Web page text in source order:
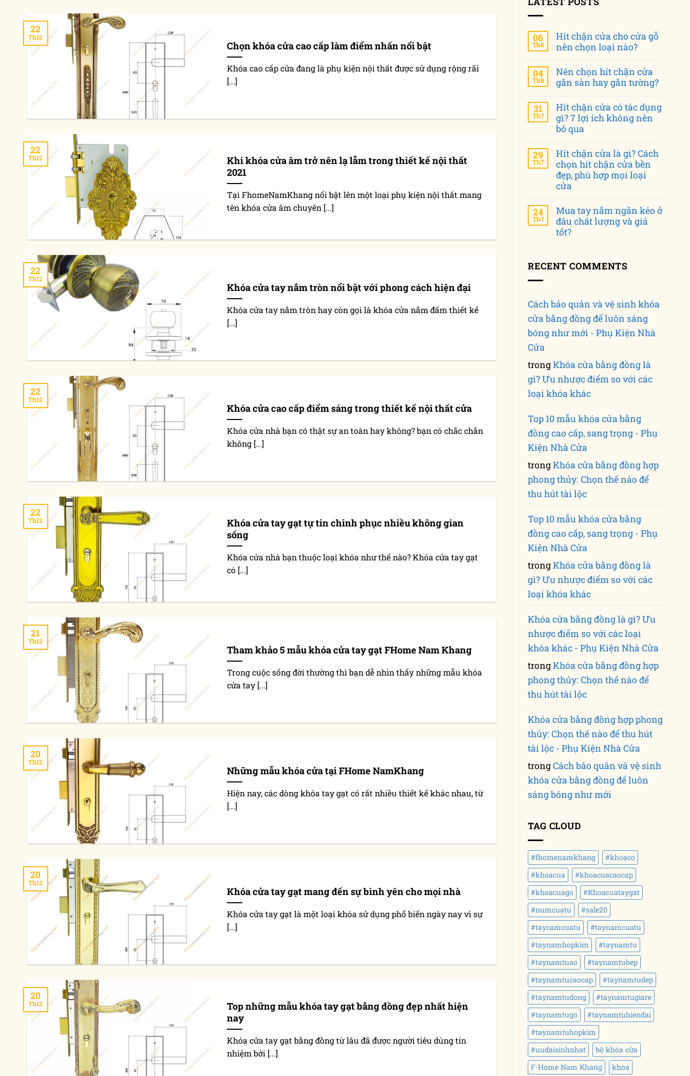
Chọn khóa cửa cao cấp làm điểm nhấn nổi bật
Khóa cao cấp cửa đang là phụ kiện nội thất được sử dụng rộng rãi
[...]
22
Th12
Khi khóa cửa âm trở nên lạ lẫm trong thiết kế nội thất
2021
Tại FhomeNamKhang nổi bật lên một loại phụ kiện nội thất mang
tên khóa cửa âm chuyên [...]
22
Th12
Khóa cửa tay nắm tròn nổi bật với phong cách hiện đại
Khóa cửa tay nắm tròn hay còn gọi là khóa cửa nắm đấm thiết kế
[...]
22
Th12
Khóa cửa cao cấp điểm sáng trong thiết kế nội thất cửa
Khóa cửa nhà bạn có thật sự an toàn hay không? bạn có chắc chắn
không [...]
22
Th12
Khóa cửa tay gạt tự tin chinh phục nhiều không gian
sống
Khóa cửa nhà bạn thuộc loại khóa như thế nào? Khóa cửa tay gạt
có [...]
22
Th12
Tham khảo 5 mẫu khóa cửa tay gạt FHome Nam Khang
Trong cuộc sống đời thường thì bạn dễ nhìn thấy những mẫu khóa
cửa tay [...]
21
Th12
Những mẫu khóa cửa tại FHome NamKhang
Hiện nay, các dòng khóa tay gạt có rất nhiều thiết kế khác nhau, từ
[...]
20
Th12
Khóa cửa tay gạt mang đến sự bình yên cho mọi nhà
Khóa cửa tay gạt là một loại khóa sử dụng phổ biến ngày nay vì sự
[...]
20
Th12
Top những mẫu khóa tay gạt bằng đồng đẹp nhất hiện
nay
Khóa cửa tay gạt bằng đồng từ lâu đã được người tiêu dùng tín
nhiệm bởi [...]
20
Th12
06
Th8
Hít chặn cửa cho cửa gỗ
nên chọn loại nào?
04
Th8
Nên chọn hít chặn cửa
gắn sàn hay gắn tường?
31
Th7
Hít chặn cửa có tác dụng
gì? 7 lợi ích không nên
bỏ qua
29
Th7
Hít chặn cửa là gì? Cách
chọn hít chặn cửa bền
đẹp, phù hợp mọi loại
cửa
24
Th7
Mua tay nắm ngăn kéo ở
đâu chất lượng và giá
tốt?
RECENT COMMENTS
Cách bảo quản và vệ sinh khóa
cửa bằng đồng để luôn sáng
bóng như mới - Phụ Kiện Nhà
Cửa
trongKhóa cửa bằng đồng là
gì? Ưu nhược điểm so với các
loại khóa khác
Top 10 mẫu khóa cửa bằng
đồng cao cấp, sang trọng - Phụ
Kiện Nhà Cửa
trongKhóa cửa bằng đồng hợp
phong thủy: Chọn thế nào để
thu hút tài lộc
Top 10 mẫu khóa cửa bằng
đồng cao cấp, sang trọng - Phụ
Kiện Nhà Cửa
trongKhóa cửa bằng đồng là
gì? Ưu nhược điểm so với các
loại khóa khác
Khóa cửa bằng đồng là gì? Ưu
nhược điểm so với các loại
khóa khác - Phụ Kiện Nhà Cửa
trongKhóa cửa bằng đồng hợp
phong thủy: Chọn thế nào để
thu hút tài lộc
Khóa cửa bằng đồng hợp phong
thủy: Chọn thế nào để thu hút
tài lộc - Phụ Kiện Nhà Cửa
trongCách bảo quản và vệ sinh
khóa cửa bằng đồng để luôn
sáng bóng như mới
TAG CLOUD
#fhomenamkhang
#khoaco
#khoacua
#khoacuacaocap
#khoacuago
#Khoacuataygat
#numcuatu
#sale20
#taycamcuatu
#taynamcuatu
#taynamhopkim
#taynamtu
#taynamtuao
#taynamtubep
#taynamtucaocap
#taynamtudep
#taynamtudong
#taynamtugiare
#taynamtugo
#taynamtuhiendai
#taynamtuhopkim
#uudaisinhnhat
bộ khóa cửa
F-Home Nam Khang
khoa